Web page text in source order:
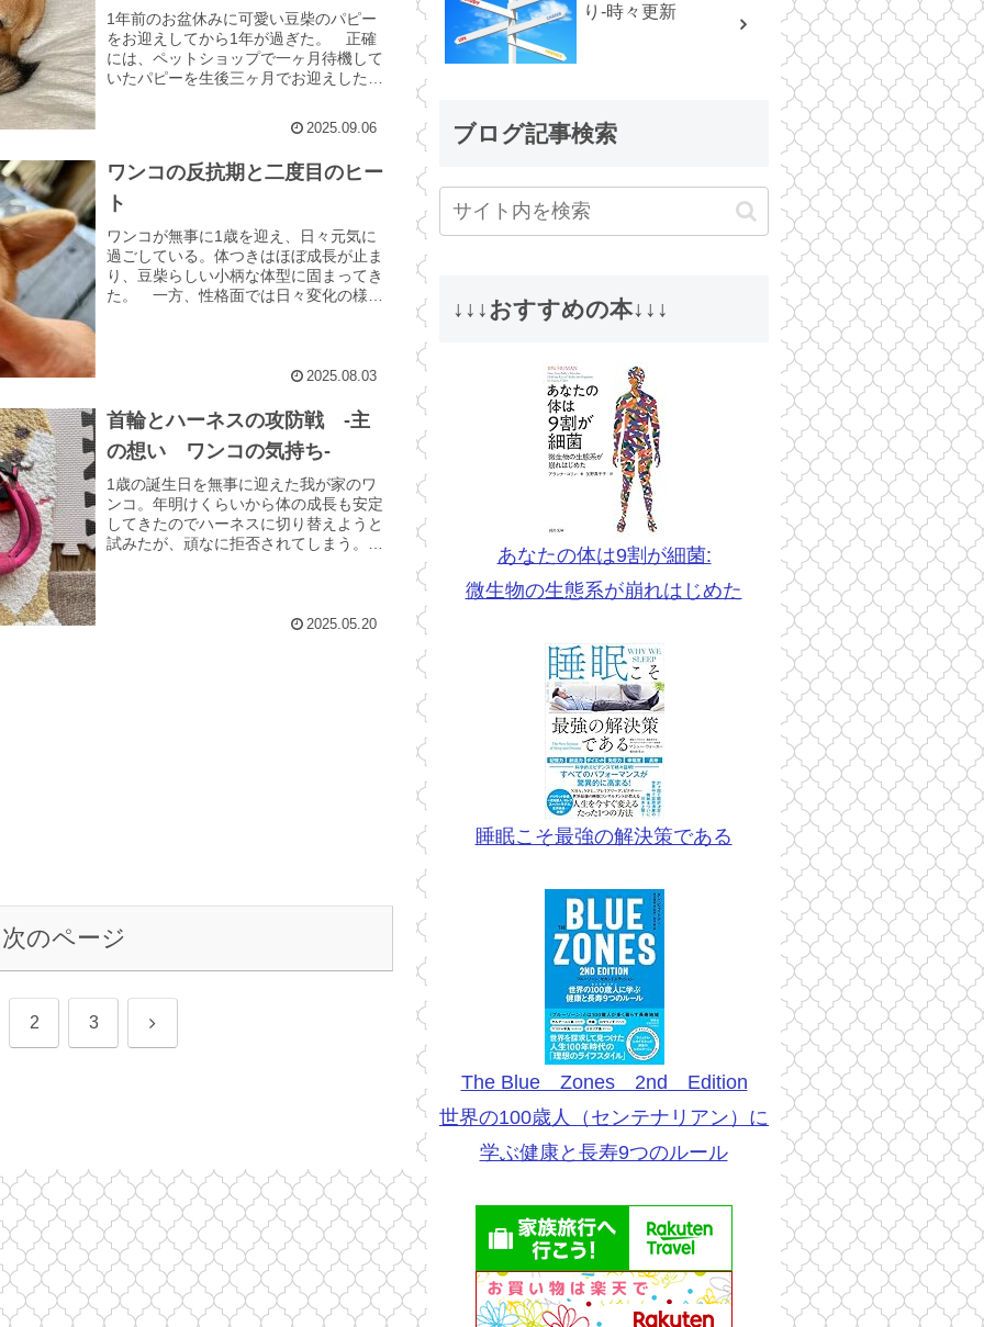
1年前のお盆休みに可愛い豆柴のパピー
をお迎えしてから1年が過ぎた。 正確
には、ペットショップで一ヶ月待機して
いたパピーを生後三ヶ月でお迎えしたこ
たが、ワンコとの暮らしは... 2025.09.06
ワンコの反抗期と二度目のヒー
ト
ワンコが無事に1歳を迎え、日々元気に
過ごしている。体つきはほぼ成長が止ま
り、豆柴らしい小柄な体型に固まってき
た。 一方、性格面では日々変化の様子
2025.08.03
首輪とハーネスの攻防戦 -主
の想い ワンコの気持ち-
1歳の誕生日を無事に迎えた我が家のワ
ンコ。年明けくらいから体の成長も安定
してきたのでハーネスに切り替えようと
試みたが、頑なに拒否されてしまう。首
2025.05.20
次のページ
2 3 次
り-時々更新
ブログ記事検索
↓↓↓おすすめの本↓↓↓
あなたの体は9割が細菌:
微生物の生態系が崩れはじめた
睡眠こそ最強の解決策である
The Blue Zones 2nd Edition
世界の100歳人（センテナリアン）に
学ぶ健康と長寿9つのルール